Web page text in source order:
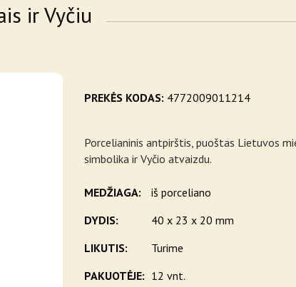
ir Vyčiu
PREKĖS KODAS: 4772009011214
Porcelianinis antpirštis, puoštas Lietuvos
simbolika ir Vyčio atvaizdu.
MEDŽIAGA:
iš porceliano
DYDIS:
40 x 23 x 20 mm
LIKUTIS:
Turime
PAKUOTĖJE: 12 vnt.